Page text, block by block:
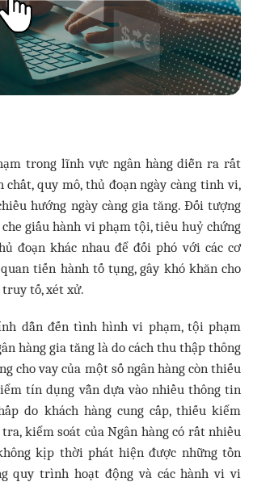
trong lĩnh vực ngân hàng diễn ra rất
quy mô, thủ đoạn ngày càng tinh vi,
hướng ngày càng gia tăng. Đối tượng
giấu hành vi phạm tội, tiêu huỷ chứng
đoạn khác nhau để đối phó với các cơ
tiến hành tố tụng, gây khó khăn cho
tố, xét xử.
dẫn đến tình hình vi phạm, tội phạm
hàng gia tăng là do cách thu thập thông
cho vay của một số ngân hàng còn thiếu
tín dụng vẫn dựa vào nhiều thông tin
do khách hàng cung cấp, thiếu kiểm
kiểm soát của Ngân hàng có rất nhiều
kịp thời phát hiện được những tồn
quy trình hoạt động và các hành vi vi